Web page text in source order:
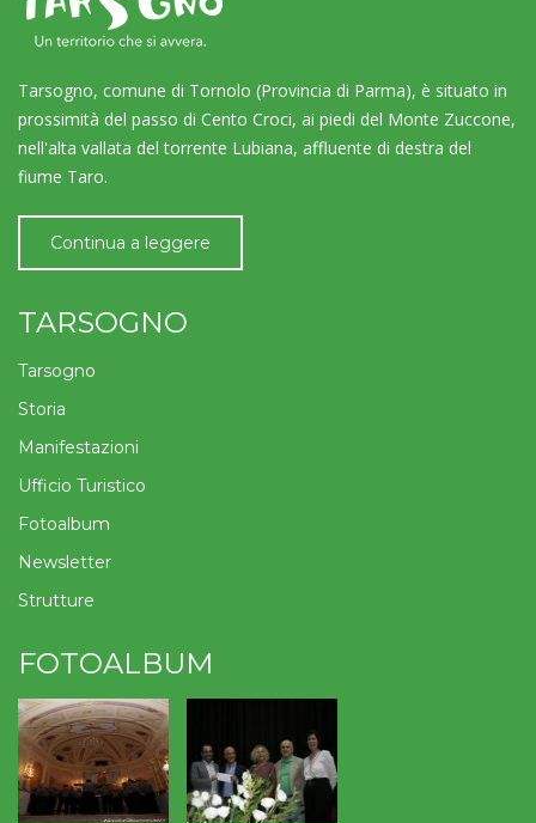
Tarsogno, comune di Tornolo (Provincia di Parma), è situato in
prossimità del passo di Cento Croci, ai piedi del Monte Zuccone,
nell'alta vallata del torrente Lubiana, affluente di destra del
fiume Taro.
Continua a leggere
TARSOGNO
Tarsogno
Storia
Manifestazioni
Ufficio Turistico
Fotoalbum
Newsletter
Strutture
FOTOALBUM